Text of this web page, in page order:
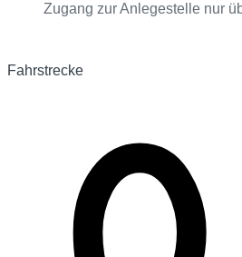
Zugang zur Anlegestelle nur
Fahrstrecke